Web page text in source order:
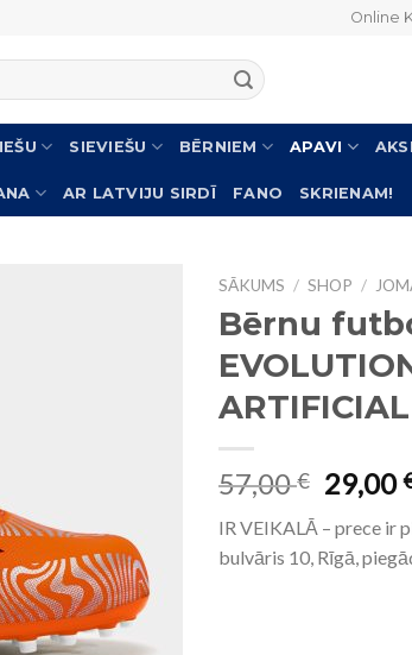
Online
SIEVIEŠU BĒRNIEM APAVI
AR LATVIJU SIRDĪ FANO SKRIENAM!
SĀKUMS / SHOP /
Bērnu
57,00€ 29,00
IR VEIKALĀ – prece ir
bulvāris 10, Rīgā,